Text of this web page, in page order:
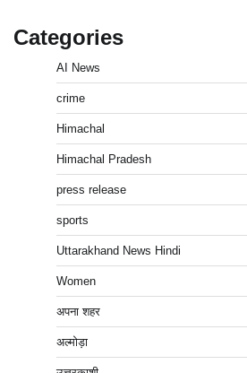
Categories
AI News
crime
Himachal
Himachal Pradesh
press release
sports
Uttarakhand News Hindi
Women
अपना शहर
अल्मोड़ा